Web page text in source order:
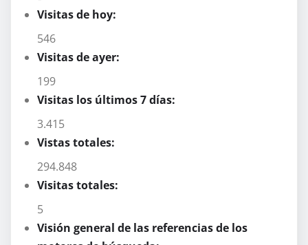
Visitas de hoy:
546
Visitas de ayer:
199
Visitas los últimos 7 días:
3.415
Vistas totales:
294.848
Visitas totales:
5
Visión general de las referencias de los